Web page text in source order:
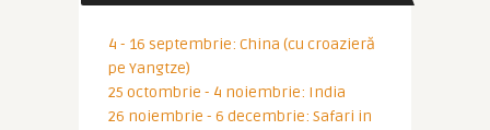
4 - 16 septembrie: China (cu croazieră
pe Yangtze)
25 octombrie - 4 noiembrie: India
26 noiembrie - 6 decembrie: Safari in